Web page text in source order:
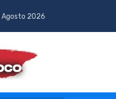
Agosto 2026